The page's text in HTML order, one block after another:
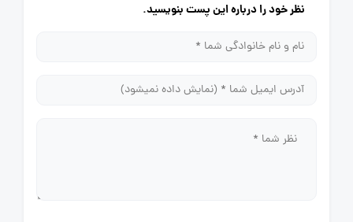
نظر خود را درباره این پست بنویسید.